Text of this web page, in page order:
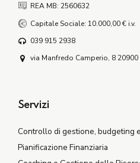
REA MB: 2560632
Capitale Sociale: 10.000,00 € i.v.
039 915 2938
via Manfredo Camperio, 8 20900
Servizi
Controllo di gestione, budgeting
Pianificazione Finanziaria